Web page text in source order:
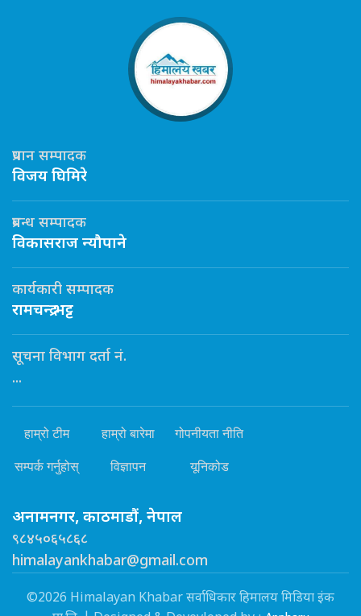
प्रधान सम्पादक
विजय घिमिरे
प्रबन्ध सम्पादक
विकासराज न्यौपाने
कार्यकारी सम्पादक
रामचन्द्र भट्ट
सूचना विभाग दर्ता नं.
...
हाम्रो टीम हाम्रो बारेमा गोपनीयता नीति
सम्पर्क गर्नुहोस् विज्ञापन यूनिकोड
अनामनगर, काठमाडौं, नेपाल
९८४५०६५८६८
himalayankhabar@gmail.com
©2026 Himalayan Khabar सर्वाधिकार हिमालय मिडिया इंक